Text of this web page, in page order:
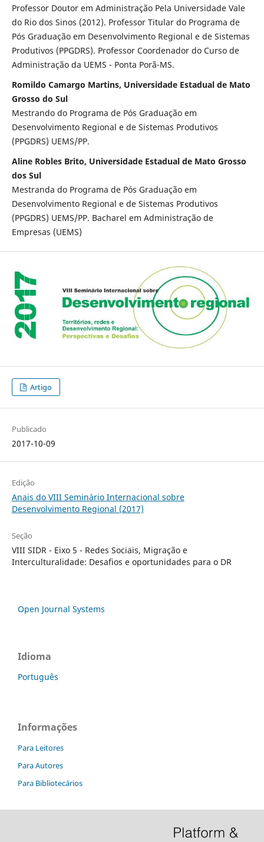
Professor Doutor em Administração Pela Universidade Vale
do Rio dos Sinos (2012). Professor Titular do Programa de
Pós Graduação em Desenvolvimento Regional e de Sistemas
Produtivos (PPGDRS). Professor Coordenador do Curso de
Administração da UEMS - Ponta Porã-MS.
Romildo Camargo Martins, Universidade Estadual de Mato
Grosso do Sul
Mestrando do Programa de Pós Graduação em
Desenvolvimento Regional e de Sistemas Produtivos
(PPGDRS) UEMS/PP.
Aline Robles Brito, Universidade Estadual de Mato Grosso
dos Sul
Mestranda do Programa de Pós Graduação em
Desenvolvimento Regional e de Sistemas Produtivos
(PPGDRS) UEMS/PP. Bacharel em Administração de
Empresas (UEMS)
Artigo
Publicado
2017-10-09
Edição
Anais do VIII Seminário Internacional sobre
Desenvolvimento Regional (2017)
Seção
VIII SIDR - Eixo 5 - Redes Sociais, Migração e
Interculturalidade: Desafios e oportunidades para o DR
Open Journal Systems
Idioma
Português
Informações
Para Leitores
Para Autores
Para Bibliotecários